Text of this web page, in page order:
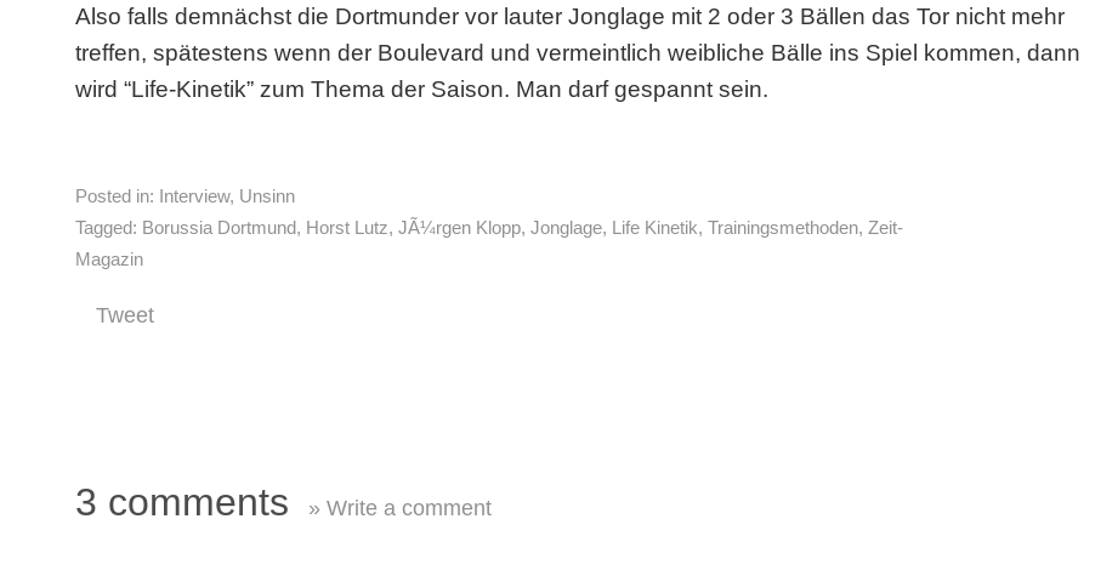
Also falls demnächst die Dortmunder vor lauter Jonglage mit 2 oder 3 Bällen das Tor nicht mehr
treffen, spätestens wenn der Boulevard und vermeintlich weibliche Bälle ins Spiel kommen, dann
wird “Life-Kinetik” zum Thema der Saison. Man darf gespannt sein.
Posted in: Interview, Unsinn
Tagged: Borussia Dortmund, Horst Lutz, JÃ¼rgen Klopp, Jonglage, Life Kinetik, Trainingsmethoden, Zeit-
Magazin
Tweet
3 comments » Write a comment